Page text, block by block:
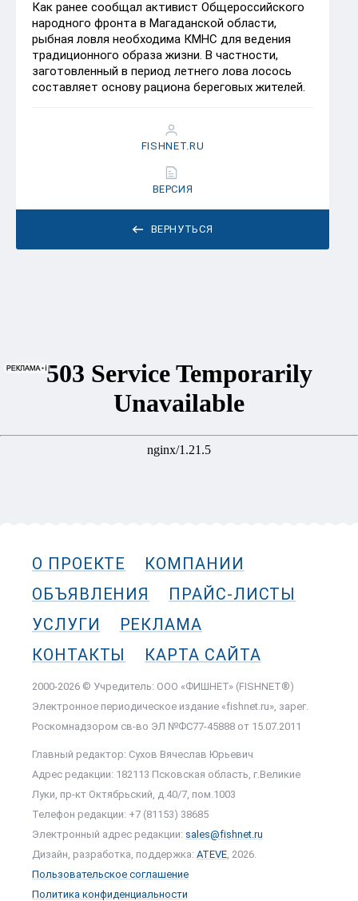
Как ранее сообщал активист Общероссийского
народного фронта в Магаданской области,
рыбная ловля необходима КМНС для ведения
традиционного образа жизни. В частности,
заготовленный в период летнего лова лосось
составляет основу рациона береговых жителей.
ВЕРНУТЬСЯ
FISHNET.RU
ВЕРСИЯ
О ПРОЕКТЕ
КОМПАНИИ
ОБЪЯВЛЕНИЯ
ПРАЙС-ЛИСТЫ
УСЛУГИ
РЕКЛАМА
КОНТАКТЫ
КАРТА САЙТА
2000-2026 © Учредитель: ООО «ФИШНЕТ» (FISHNET®)
Электронное периодическое издание «fishnet.ru», зарег.
Роскомнадзором cв-во ЭЛ №ФС77-45888 от 15.07.2011
Главный редактор: Сухов Вячеслав Юрьевич
Адрес редакции: 182113 Псковская область, г.Великие
Луки, пр-кт Октябрьский, д.40/7, пом.1003
Телефон редакции: +7 (81153) 38685
Электронный адрес редакции: sales@fishnet.ru
Дизайн, разработка, поддержка: ATEVE , 2026.
Пользовательское соглашение
Политика конфиденциальности